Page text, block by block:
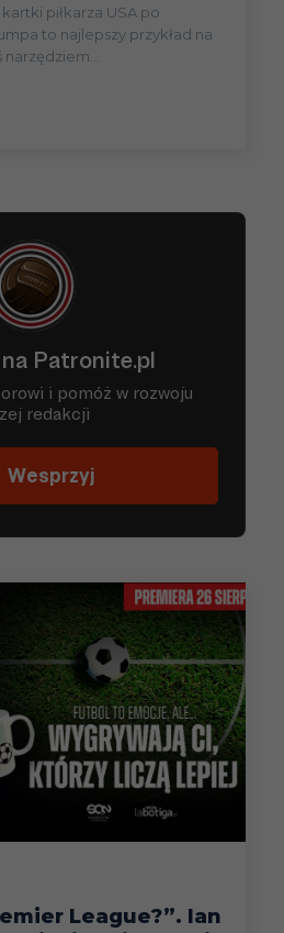
piłkarza USA po
to najlepszy przykład na
narzędziem...
League?”. Ian